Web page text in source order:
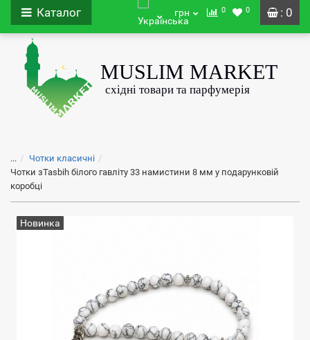
: 0
Каталог грн 0 0
...
Чотки класичні
Чотки зTasbih білого гавліту 33 намистини 8 мм у подарунковій
коробці
Новинка